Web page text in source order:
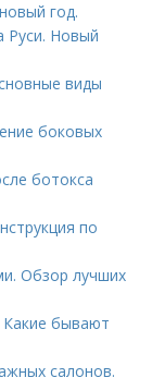
год.
Руси. Новый
виды
боковых
ботокса
по
Обзор лучших
Какие бывают
салонов.